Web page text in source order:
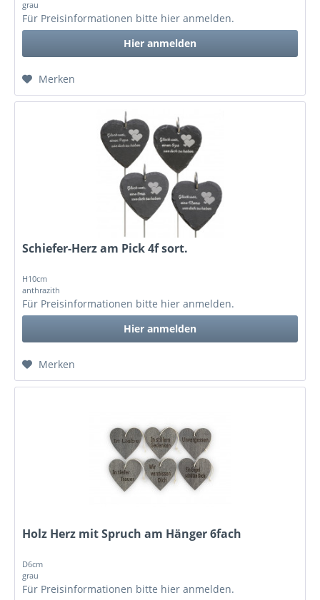
grau
Für Preisinformationen bitte hier anmelden.
Hier anmelden
Merken
Schiefer-Herz am Pick 4f sort.
H10cm
anthrazith
Für Preisinformationen bitte hier anmelden.
Hier anmelden
Merken
Holz Herz mit Spruch am Hänger 6fach
D6cm
grau
Für Preisinformationen bitte hier anmelden.